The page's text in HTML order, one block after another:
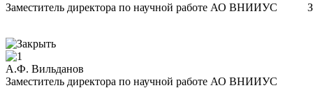
Заместитель директора по научной работе АО ВНИИУС
А.Ф. Вильданов
Заместитель директора по научной работе АО ВНИИУС